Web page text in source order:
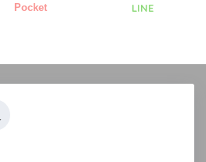
Pocket LINE